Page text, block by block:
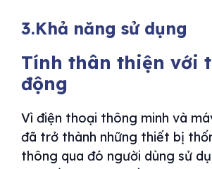
3.Khả năng sử dụng
Tính thân thiện với
động
Vì điện thoại thông minh và
đã trở thành những thiết bị
thông qua đó người dùng sử